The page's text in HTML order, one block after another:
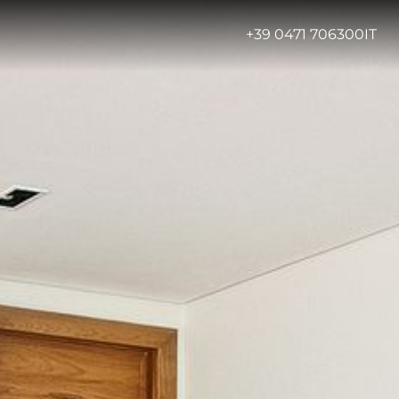
+39 0471 706300IT